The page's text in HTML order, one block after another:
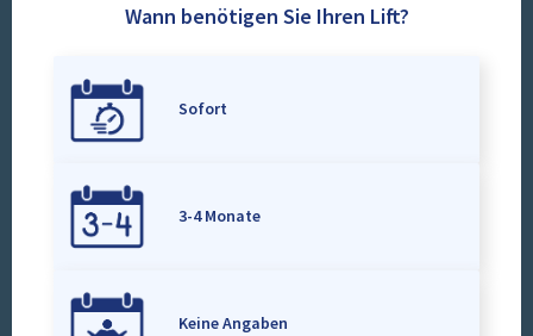
Wann benötigen Sie Ihren Lift?
Sofort
3-4 Monate
Keine Angaben